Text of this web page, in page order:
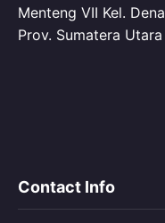
Menteng VII Kel.
Prov. Sumatera Utara
Contact Info